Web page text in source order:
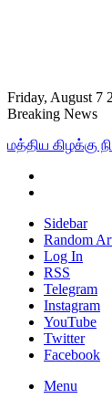
Friday, August 7
Breaking News
மத்திய கிழக்கு
Sidebar
Random
Log In
RSS
Telegram
Instagram
YouTube
Twitter
Facebook
Menu